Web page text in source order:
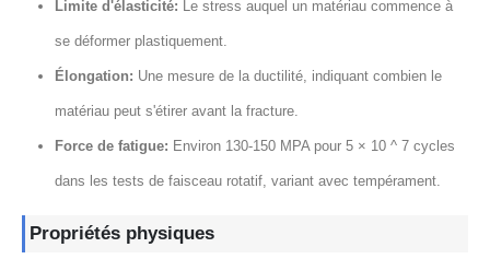
Limite d'élasticité: Le stress auquel un matériau commence à
se déformer plastiquement.
Élongation: Une mesure de la ductilité, indiquant combien le
matériau peut s'étirer avant la fracture.
Force de fatigue: Environ 130-150 MPA pour 5 × 10 ^ 7 cycles
dans les tests de faisceau rotatif, variant avec tempérament.
Propriétés physiques